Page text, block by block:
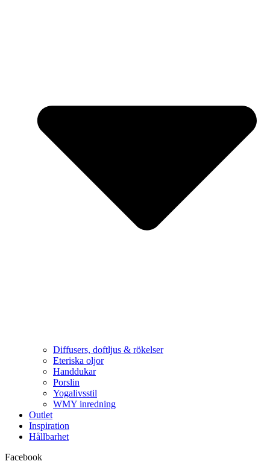
Diffusers, doftljus & rökelser
Eteriska oljor
Handdukar
Porslin
Yogalivsstil
WMY inredning
Outlet
Inspiration
Hållbarhet
Facebook